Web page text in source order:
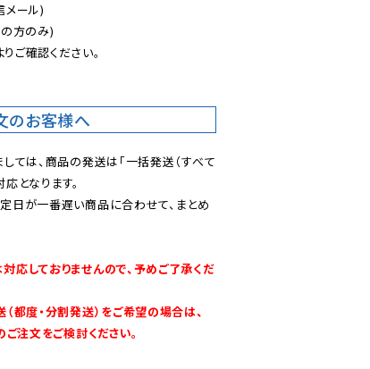
メール)
方のみ)
ご確認ください。
のお客様へ
ては、商品の発送は「一括発送（すべて
となります。
日が一番遅い商品に合わせて、まとめ
応しておりませんので、予めご了承くだ
都度・分割発送）をご希望の場合は、
ご注文をご検討ください。